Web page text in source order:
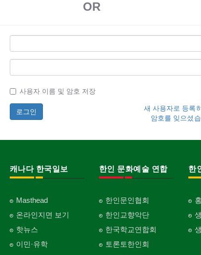
OR
사용자 이름 및 암호 저장
새 사용자로 등록
암호를 잊으셨
캐나다 한국일보
Masthead
온라인지면 보기
핫뉴스
이민·유학
한인 문화예술 연합
한인문인협회
한인교향악단
한국학교연합회
토론토한인회
한